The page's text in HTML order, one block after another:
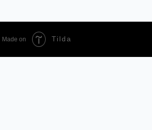
Smarty AI
АССИСТЕНТ ПО СКИДКАМ
Made on Tilda